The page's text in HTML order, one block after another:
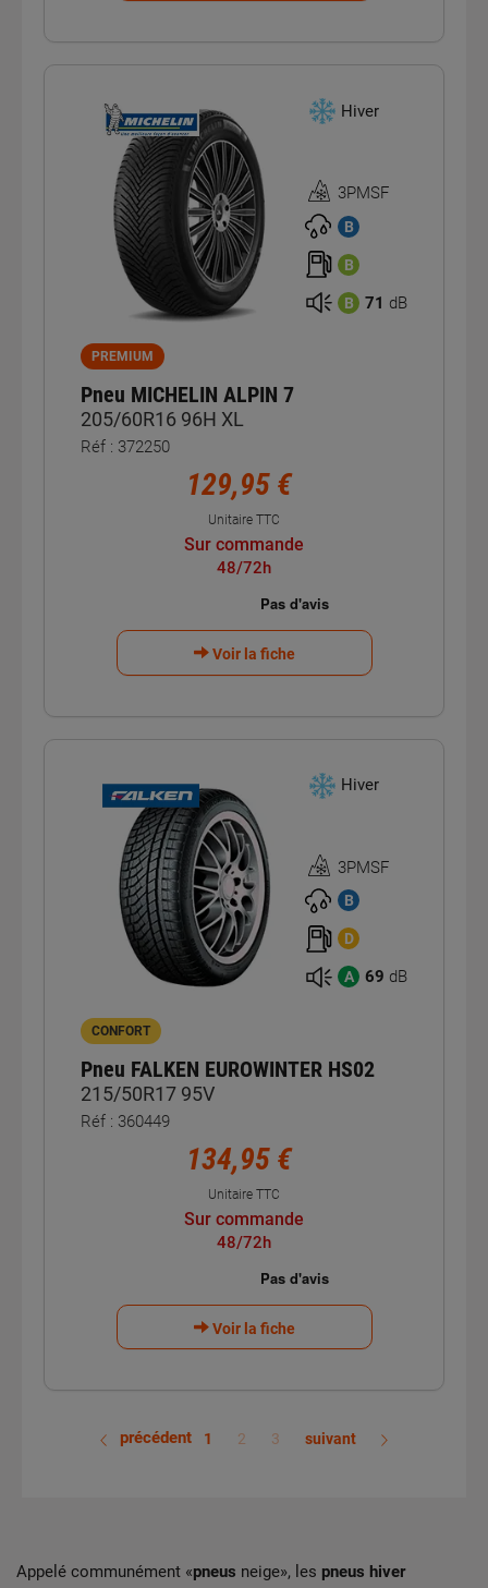
Hiver
Homologation
3PMSF
3PMSF
B
B
B 71 dB
PREMIUM
Pneu MICHELIN ALPIN 7
205/60R16 96H XL
Réf : 372250
129,95 €
Unitaire TTC
Sur commande
48/72h
Voir la fiche
Hiver
Homologation
3PMSF
3PMSF
B
D
A 69 dB
CONFORT
Pneu FALKEN EUROWINTER HS02
215/50R17 95V
Réf : 360449
134,95 €
Unitaire TTC
Sur commande
48/72h
Voir la fiche
précédent 1 2 3 suivant
Appelé communément «pneus neige», les pneus hiver